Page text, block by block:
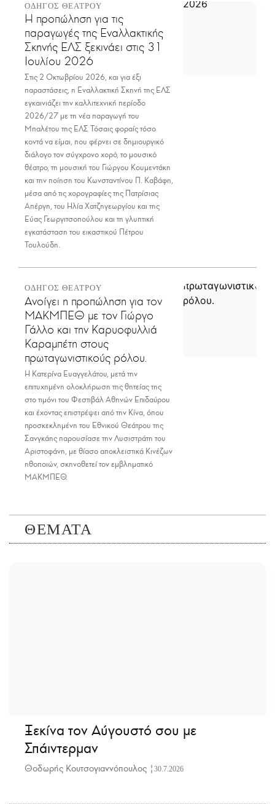
ΟΔΗΓΟΣ ΘΕΑΤΡΟΥ
Η προπώληση για τις
παραγωγές της Εναλλακτικής
Σκηνής ΕΛΣ ξεκινάει στις 31
Ιουλίου 2026
Στις 2 Οκτωβρίου 2026, και για έξι
παραστάσεις, η Εναλλακτική Σκηνή της ΕΛΣ
εγκαινιάζει την καλλιτεχνική περίοδο
2026/27 με τη νέα παραγωγή του
Μπαλέτου της ΕΛΣ Τόσαις φοραίς τόσο
κοντά να είμαι, που φέρνει σε δημιουργικό
διάλογο τον σύγχρονο χορό, το μουσικό
θέατρο, τη μουσική του Γιώργου Κουμεντάκη
και την ποίηση του Κωνσταντίνου Π. Καβάφη,
μέσα από τις χορογραφίες της Πατρίσιας
Απέργη, του Ηλία Χατζηγεωργίου και της
Εύας Γεωργιτσοπούλου και τη γλυπτική
εγκατάσταση του εικαστικού Πέτρου
Τουλούδη.
ΟΔΗΓΟΣ ΘΕΑΤΡΟΥ
Ανοίγει η προπώληση για τον
ΜΑΚΜΠΕΘ με τον Γιώργο
Γάλλο και την Καρυοφυλλιά
Καραμπέτη στους
πρωταγωνιστικούς ρόλου.
Η Κατερίνα Ευαγγελάτου, μετά την
επιτυχημένη ολοκλήρωση της θητείας της
στο τιμόνι του Φεστιβάλ Αθηνών Επιδαύρου
και έχοντας επιστρέψει από την Κίνα, όπου
προσκεκλημένη του Εθνικού Θεάτρου της
Σανγκάης παρουσίασε την Λυσιστράτη του
Αριστοφάνη, με θίασο αποκλειστικά Κινέζων
ηθοποιών, σκηνοθετεί τον εμβληματικό
ΜΑΚΜΠΕΘ.
ΘΕΜΑΤΑ
Ξεκίνα τον Αύγουστό σου με
Σπάιντερμαν
Θοδωρής Κουτσογιαννόπουλος | 30.7.2026